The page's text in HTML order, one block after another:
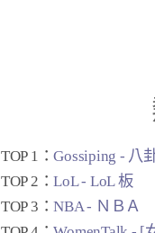
TOP 1：Gossiping - 八
TOP 2：LoL - LoL 板
TOP 3：NBA - ＮＢＡ